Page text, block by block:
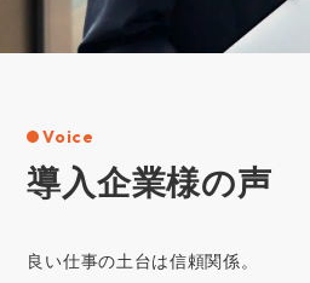
Voice
導入企業様の声
良い仕事の土台は信頼関係。